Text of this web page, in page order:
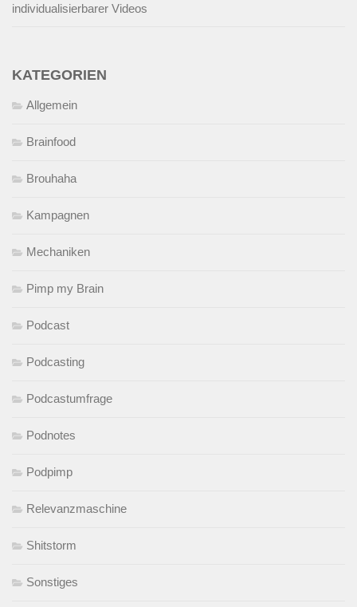
individualisierbarer Videos
KATEGORIEN
Allgemein
Brainfood
Brouhaha
Kampagnen
Mechaniken
Pimp my Brain
Podcast
Podcasting
Podcastumfrage
Podnotes
Podpimp
Relevanzmaschine
Shitstorm
Sonstiges